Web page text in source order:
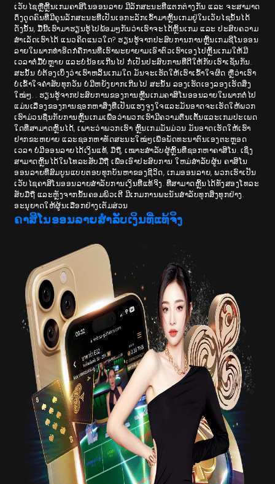
ເວັບໄຊຫຼືຫຼີ້ນເກມຄາສິໂນອອນລາຍ ມີລັກສະນະທີ່ແຕກຕ່າງກັນ ແລະ ຈະສາມາດ
ດຶງດູດຄົນທີ່ມີຄຸນລັກສະນະທີ່ເປັນເອກະລັກເຂົ້າມາຫຼິ້ນເກມຢູ່ໃນເວັບໄຊນັ້ນໄດ້
ດັ່ງນັ້ນ, ມື້ນີ້ເຮົາມາຮຽນຮູ້ໄປພ້ອມໆກັນວ່າເຮົາຈະໄດ້ຫຼິ້ນເກມ ແລະ ປະສົບຄວາມ
ສຳເລັດເຮົາໄດ້ ແນວຄິດແນວໃດ? ຮຽນຮູ້ຈາກປະສົບການການຫຼີ້ນເກມຊີໂນອອນ
ລາຍໃນພາກທຳອິດກໍຄືການທີ່ເຮົາພະຍາຍາມເອົາຕົວເຮົາເອງໄປຫຼິ້ນເກມໃຫ້ມີ
ເວລາຕໍ່ມື້ບໍ່ຫຼາຍ ແລະບໍ່ນ້ອຍເກີນໄປ ກໍ່ເປັນປະສົບການທີ່ດີໃຫ້ກັບເຮົາເຊັ່ນກັນ.
ສະນັ້ນ ບໍ່ຕ້ອງເບິ່ງວ່າເຮົາຫລິ້ນເກມໃດ ມັນຈະເຮັດໃຫ້ເຮົາເຂົ້າໃຈຜິດ ຫຼືວ່າເຮົາ
ບໍ່ເຂົ້າໃຈຄຳສັບທຸກວັນ ບໍ່ມີຫຍັງຍາກເກີນໄປ ສະນັ້ນ ລອງເຮັດເອງລອງເຮັດສິ່ງ
ໃໝ່ໆ. . ຮຽນຮູ້ຈາກປະສົບການຂອງການຫຼີ້ນເກມຄາສິໂນອອນລາຍໃນພາກຕໍ່ໄປ
ແມ່ນເລື່ອງຂອງການຊອກຫາສິ່ງທີ່ເປັນແຮງຈູງໃຈແລະມັນອາດຈະເຮັດໃຫ້ພວກ
ເຮົາມ່ວນຊື່ນກັບການຫຼິ້ນເກມເພື່ອວ່າພວກເຮົາມີຄວາມຕື່ນເຕັ້ນແລະເກມປະເພດ
ໃດທີ່ສາມາດຫຼິ້ນໄດ້, ເພາະວ່າພວກເຮົາ ຫຼິ້ນເກມມັນມ່ວນ ມັນອາດເຮັດໃຫ້ເຮົາ
ຢາກຂະຫຍາຍ ແລະຊອກຫາທັດສະນະໃໝ່ໆເພື່ອພັດທະນາຕົນເອງຕະຫຼອດ
ເວລາ ບໍ່ມີອອນລາຍໄດ້ເງິນແທ້, ມືຖື, ເໝາະສຳລັບຜູ້ຫຼິ້ນທີ່ຊອກຫາຄາສິໂນ. ເຊິ່ງ
ສາມາດຫຼິ້ນໄດ້ໃນໂທລະສັບມືຖື ເພື່ອເອົາປະສົບການ ໃຫມ່​ສໍາ​ລັບ​ຜູ້ນ​ ຄາສິໂນ
ອອນລາຍທີ່ສົມບູນແບບຕອບທຸກບັນຫາຂອງຊີວິດ, ເກມອອນລາຍ, ພວກເຮົາເປັນ
ເວັບໄຊຄາສິໂນອອນລາຍສໍາລັບການເງິນທີ່ແທ້ຈິງ. ທີ່​ສາ​ມາດ​ຫຼິ້ນ​ໄດ້​ທັງ​ສອງ​ໂທລະ​
ສັບ​ມື​ຖື​ ແລະຫຼັງຈາກນັ້ນຄອມພິວເຕີ ມີເກມການພະນັນສໍາລັບທຸກສິ່ງທຸກຢ່າງ.
ອະນຸຍາດໃຫ້ຜູ້ນເລືອກຢ່າງເຕັມສ່ວນ
ຄາສິໂນອອນລາຍສໍາລັບເງິນທີ່ແທ້ຈິງ